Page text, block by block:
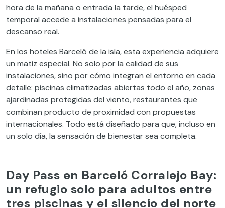
hora de la mañana o entrada la tarde, el huésped
temporal accede a instalaciones pensadas para el
descanso real.
En los hoteles Barceló de la isla, esta experiencia adquiere
un matiz especial. No solo por la calidad de sus
instalaciones, sino por cómo integran el entorno en cada
detalle: piscinas climatizadas abiertas todo el año, zonas
ajardinadas protegidas del viento, restaurantes que
combinan producto de proximidad con propuestas
internacionales. Todo está diseñado para que, incluso en
un solo día, la sensación de bienestar sea completa.
Day Pass en Barceló Corralejo Bay:
un refugio solo para adultos entre
tres piscinas y el silencio del norte